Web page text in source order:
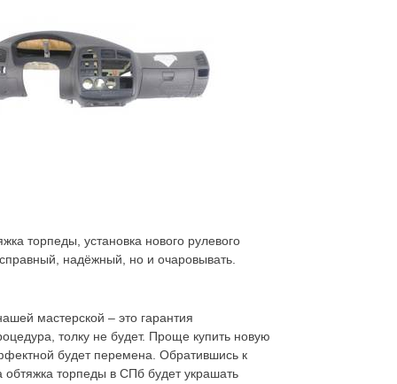
торпеды, установка нового рулевого
надёжный, но и очаровывать.
мастерской – это гарантия
толку не будет. Проще купить новую
будет перемена. Обратившись к
торпеды в СПб будет украшать